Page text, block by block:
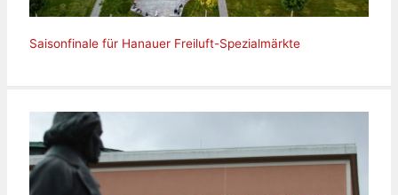
Saisonfinale für Hanauer Freiluft-Spezialmärkte